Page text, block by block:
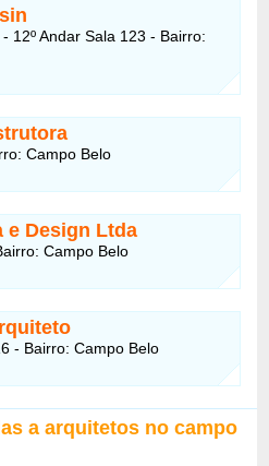
12º Andar Sala 123 - Bairro:
Campo Belo
e Design Ltda
Campo Belo
- Bairro: Campo Belo
a arquitetos no campo